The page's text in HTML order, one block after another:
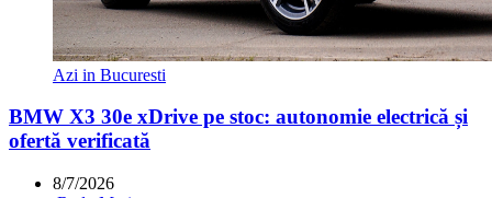
Azi in Bucuresti
BMW X3 30e xDrive pe stoc: autonomie electrică și
ofertă verificată
8/7/2026